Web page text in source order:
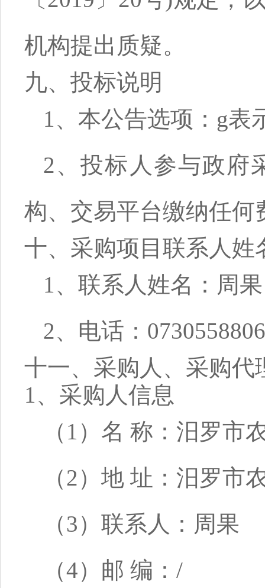
机构提出质疑。
九、投标说明
1、本公告选项： g表
2、投标人参与政府
构、交易平台缴纳任何
十、采购项目联系人姓
1、联系人姓名：周果
2、电话：
十一、采购人、采购
1、采购人信息
（1）名 称：汨罗市
（2）地 址：汨罗市
（3）联系人：周果
（4）邮 编：/